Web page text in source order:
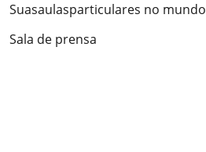
Suasaulasparticulares no mundo
Sala de prensa